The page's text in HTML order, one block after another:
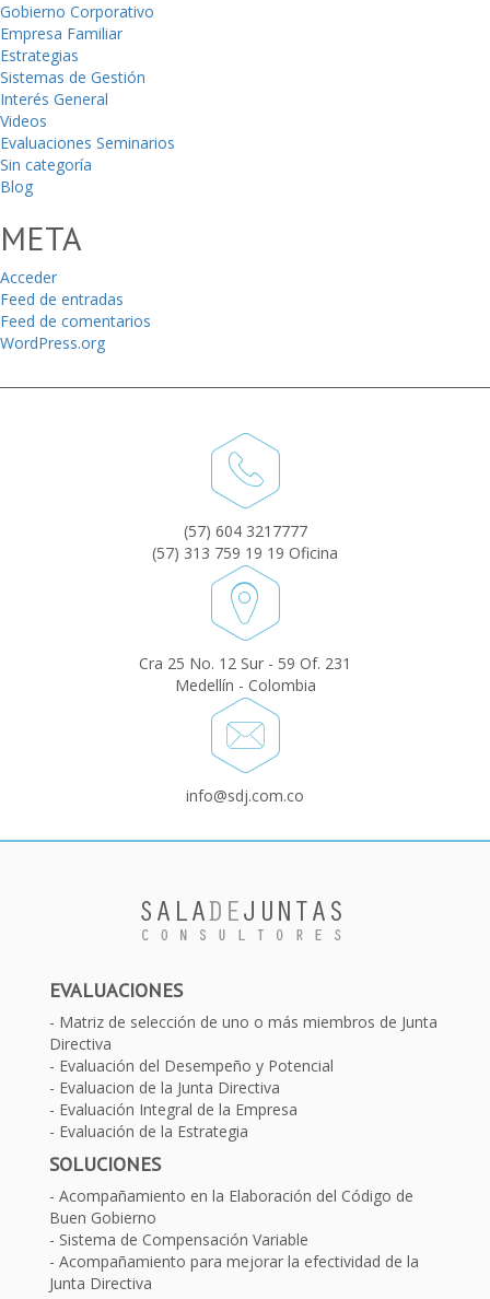
Gobierno Corporativo
Empresa Familiar
Estrategias
Sistemas de Gestión
Interés General
Videos
Evaluaciones Seminarios
Sin categoría
Blog
META
Acceder
Feed de entradas
Feed de comentarios
WordPress.org
(57) 604 3217777
(57) 313 759 19 19 Oficina
Cra 25 No. 12 Sur - 59 Of. 231
Medellín - Colombia
info@sdj.com.co
EVALUACIONES
Matriz de selección de uno o más miembros de Junta
Directiva
Evaluación del Desempeño y Potencial
Evaluacion de la Junta Directiva
Evaluación Integral de la Empresa
Evaluación de la Estrategia
SOLUCIONES
Acompañamiento en la Elaboración del Código de
Buen Gobierno
Sistema de Compensación Variable
Acompañamiento para mejorar la efectividad de la
Junta Directiva